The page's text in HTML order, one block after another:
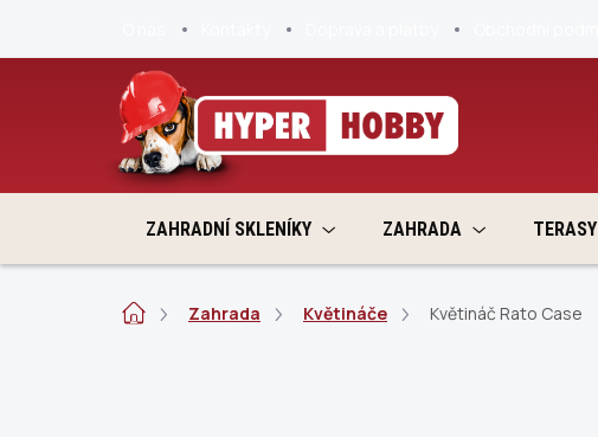
obsah
ZAHRADNÍ SKLENÍKY ZAHRADA TERASY
DomůZahrada Květináče Květináč Rato Case